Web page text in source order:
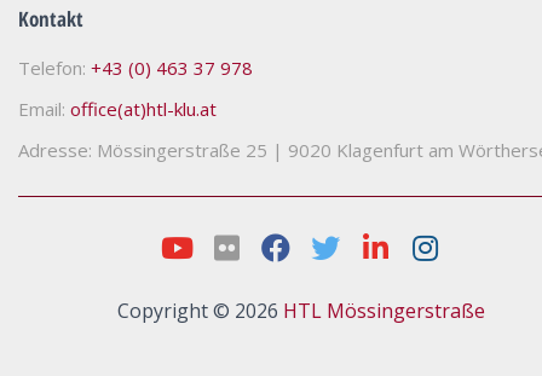
Kontakt
Telefon: +43 (0) 463 37 978
Email: office(at)htl-klu.at
Adresse: Mössingerstraße 25 | 9020 Klagenfurt am
Copyright © 2026 HTL Mössingerstraße